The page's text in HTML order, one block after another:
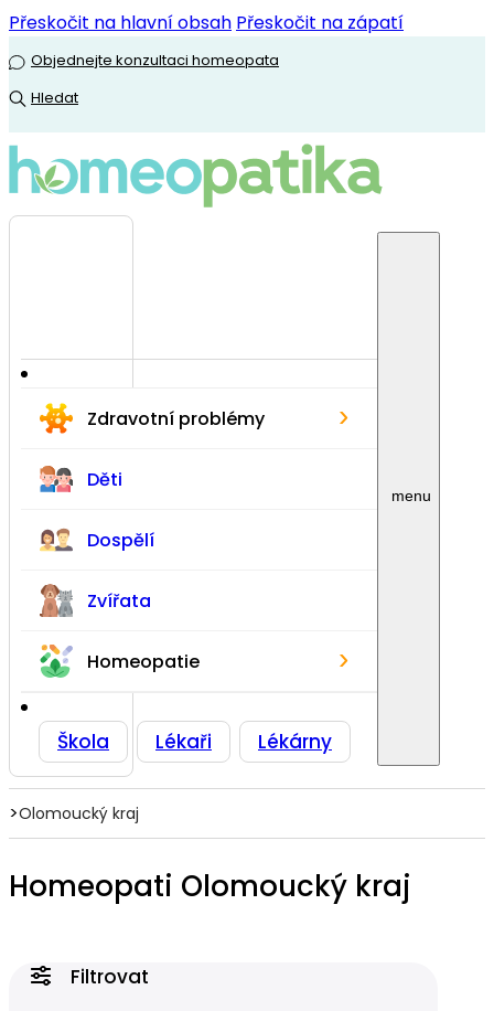
Přeskočit na hlavní obsah Přeskočit na zápatí
Objednejte konzultaci homeopata
Hledat
Zdravotní problémy ›
Děti
Dospělí
Zvířata
Homeopatie ›
Škola Lékaři Lékárny
>Olomoucký kraj
Homeopati Olomoucký kraj
Filtrovat